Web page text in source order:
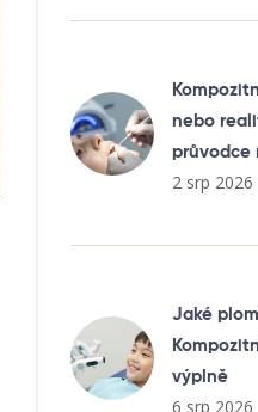
nebo
průvodce
2 srp 2026
Jaké
výplně
6 srp 2026